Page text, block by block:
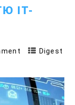
IT-
Digest